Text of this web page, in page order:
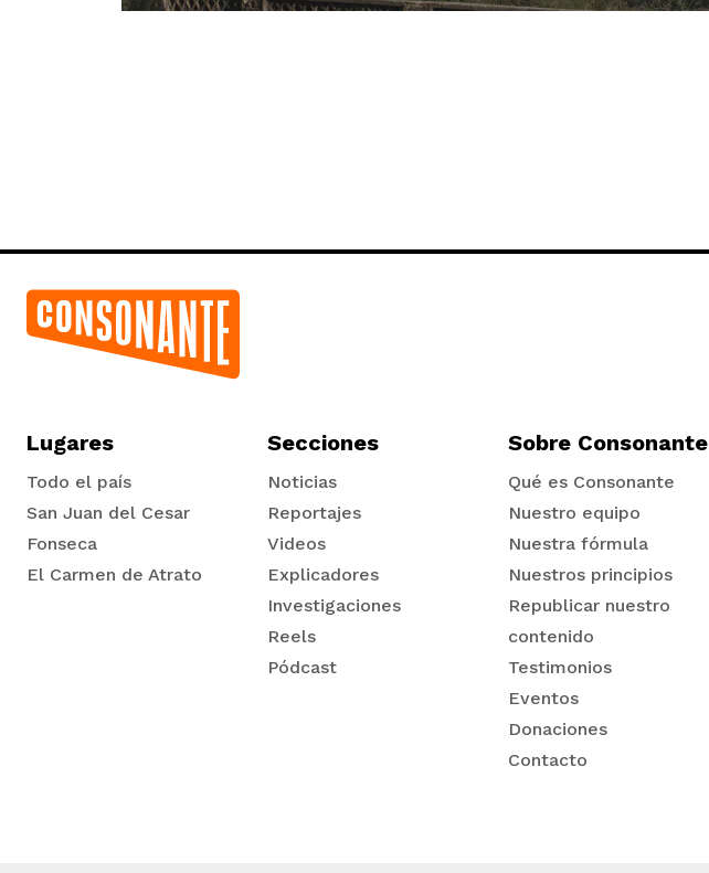
Lugares
Todo el país
San Juan del Cesar
Fonseca
El Carmen de Atrato
Secciones
Noticias
Reportajes
Videos
Explicadores
Investigaciones
Reels
Pódcast
Sobre Consonante
Qué es Consonante
Nuestro equipo
Nuestra fórmula
Nuestros principios
Republicar nuestro
contenido
Testimonios
Eventos
Donaciones
Contacto